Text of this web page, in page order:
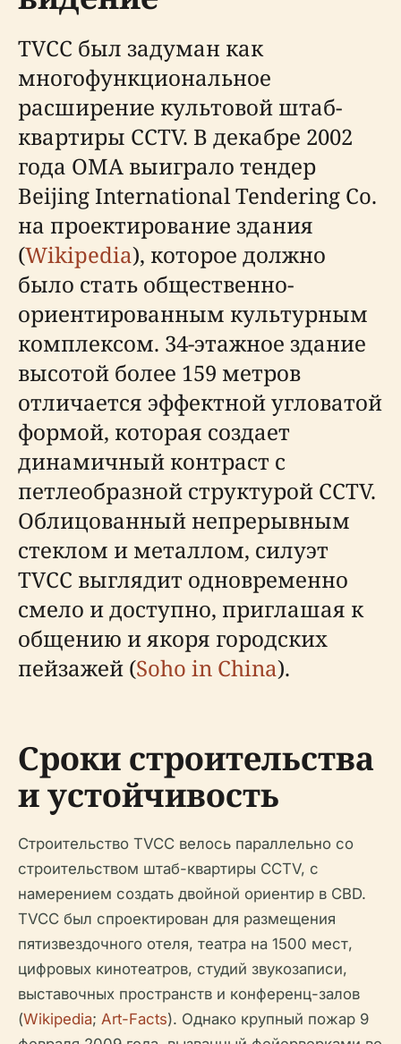
TVCC был задуман как
многофункциональное
расширение культовой штаб-
квартиры CCTV. В декабре 2002
года OMA выиграло тендер
Beijing International Tendering Co.
на проектирование здания
(Wikipedia), которое должно
было стать общественно-
ориентированным культурным
комплексом. 34-этажное здание
высотой более 159 метров
отличается эффектной угловатой
формой, которая создает
динамичный контраст с
петлеобразной структурой CCTV.
Облицованный непрерывным
стеклом и металлом, силуэт
TVCC выглядит одновременно
смело и доступно, приглашая к
общению и якоря городских
пейзажей (Soho in China).
Сроки строительства
и устойчивость
Строительство TVCC велось параллельно со
строительством штаб-квартиры CCTV, с
намерением создать двойной ориентир в CBD.
TVCC был спроектирован для размещения
пятизвездочного отеля, театра на 1500 мест,
цифровых кинотеатров, студий звукозаписи,
выставочных пространств и конференц-залов
(Wikipedia; Art-Facts). Однако крупный пожар 9